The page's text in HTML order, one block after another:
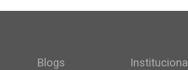
Blogs Institucional